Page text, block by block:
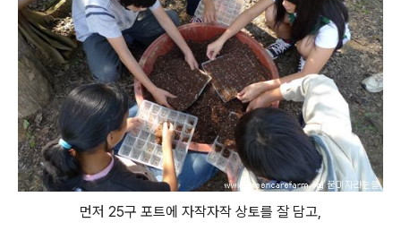
먼저 25구 포트에 자작자작 상토를 잘 담고,